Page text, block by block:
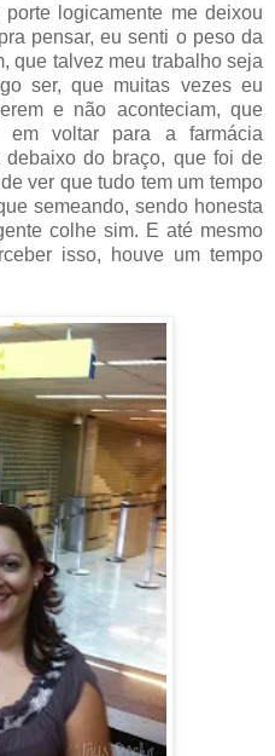
logicamente me deixou
pensar, eu senti o peso da
que talvez meu trabalho seja
ser, que muitas vezes eu
e não aconteciam, que
em voltar para a farmácia
debaixo do braço, que foi de
ver que tudo tem um tempo
semeando, sendo honesta
colhe sim. E até mesmo
isso, houve um tempo